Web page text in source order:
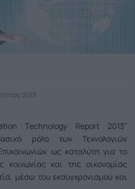
2013
Technology Report 2013”
ρόλο των Τεχνολογιών
ως καταλύτη για το
κοινωνίας και της οικονομίας
μέσω του εκσυγχρονισμού και